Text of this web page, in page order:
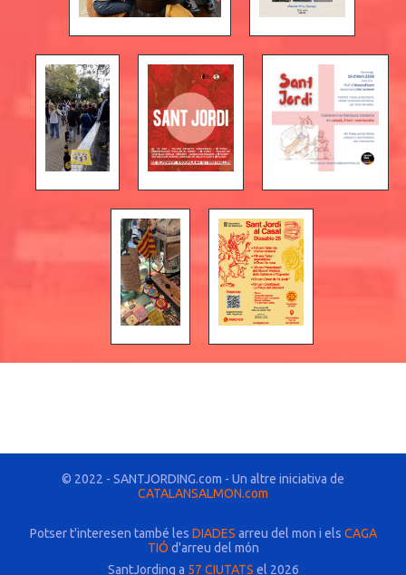
© 2022 - SANTJORDING.com - Un altre iniciativa de
CATALANSALMON.com
Potser t'interesen també les DIADES arreu del mon i els CAGA
TIÓ d'arreu del món
SantJording a 57 CIUTATS el 2026